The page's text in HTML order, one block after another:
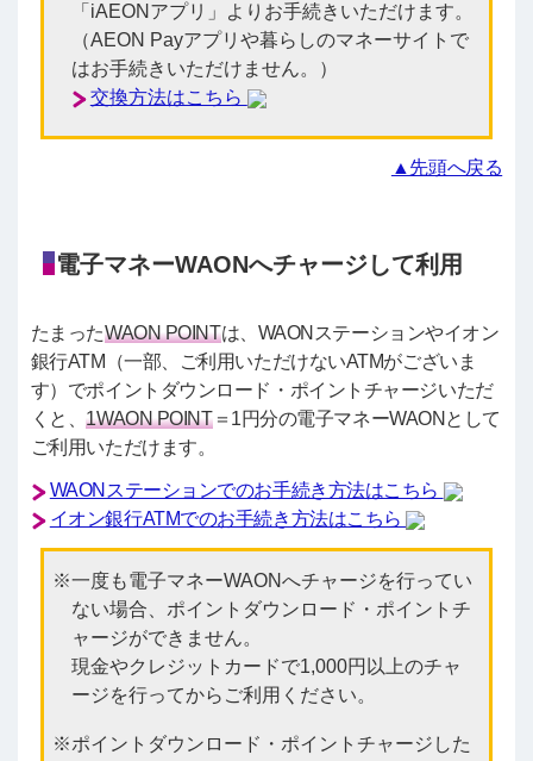
「iAEONアプリ」よりお手続きいただけます。
（AEON Payアプリや暮らしのマネーサイトで
はお手続きいただけません。）
交換方法はこちら
▲先頭へ戻る
電子マネーWAONへチャージして利用
たまったWAON POINTは、WAONステーションやイオン
銀行ATM（一部、ご利用いただけないATMがございま
す）でポイントダウンロード・ポイントチャージいただ
くと、1WAON POINT＝1円分の電子マネーWAONとして
ご利用いただけます。
WAONステーションでのお手続き方法はこちら
イオン銀行ATMでのお手続き方法はこちら
一度も電子マネーWAONへチャージを行ってい
ない場合、ポイントダウンロード・ポイントチ
ャージができません。
現金やクレジットカードで1,000円以上のチャ
ージを行ってからご利用ください。
ポイントダウンロード・ポイントチャージした